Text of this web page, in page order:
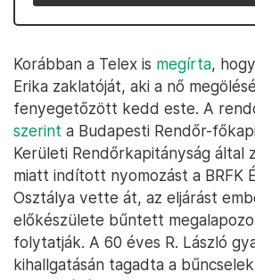
Korábban a Telex is megírta,
Erika zaklatóját, aki a nő
fenyegetőzött kedd este. A
szerint a Budapesti Rendőr-
Kerületi Rendőrkapitányság által
miatt indított nyomozást a BRFK
Osztálya vette át, az eljárást
előkészülete bűntett
folytatják. A 60 éves R. László
kihallgatásán tagadta a